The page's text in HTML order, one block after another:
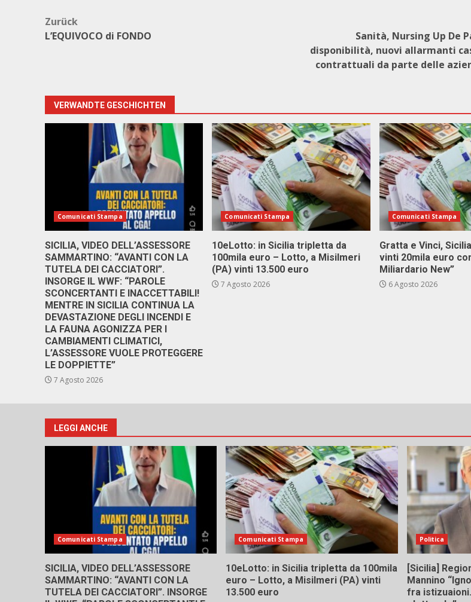
Beitragsnavigation
Zurück
L’EQUIVOCO di FONDO
Sanità, Nursing Up De
disponibilità, nuovi allarmanti
contrattuali da parte delle
VERWANDTE GESCHICHTEN
Comunicati Stampa
SICILIA, VIDEO DELL’ASSESSORE
SAMMARTINO: “AVANTI CON LA
TUTELA DEI CACCIATORI”.
INSORGE IL WWF: “PAROLE
SCONCERTANTI E INACCETTABILI!
MENTRE IN SICILIA CONTINUA LA
DEVASTAZIONE DEGLI INCENDI E
LA FAUNA AGONIZZA PER I
CAMBIAMENTI CLIMATICI,
L’ASSESSORE VUOLE PROTEGGERE
LE DOPPIETTE”
7 Agosto 2026
Comunicati Stampa
10eLotto: in Sicilia tripletta da
100mila euro – Lotto, a Misilmeri
(PA) vinti 13.500 euro
7 Agosto 2026
Comunicati Stampa
Gratta e Vinci,
vinti 20mila euro
Miliardario New”
6 Agosto 2026
LEGGI ANCHE
Comunicati Stampa
SICILIA, VIDEO DELL’ASSESSORE
SAMMARTINO: “AVANTI CON LA
TUTELA DEI CACCIATORI”. INSORGE
Comunicati Stampa
10eLotto: in Sicilia tripletta da 100mila
euro – Lotto, a Misilmeri (PA) vinti
13.500 euro
Politica
[Sicilia]
Mannino
fra